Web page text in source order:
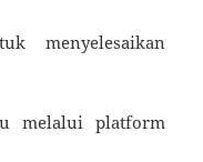
menyelesaikan
melalui platform